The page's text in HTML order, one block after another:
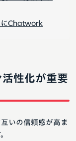
にChatwork
性化が重要
いの信頼感が高ま